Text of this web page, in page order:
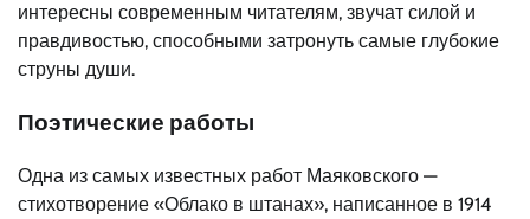
интересны современным читателям, звучат силой и
правдивостью, способными затронуть самые глубокие
струны души.
Поэтические работы
Одна из самых известных работ Маяковского —
стихотворение «Облако в штанах», написанное в 1914